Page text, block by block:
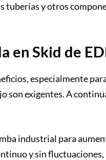
tuberías y otros
en Skid de
especialmente
son exigentes. A
industrial para
y sin fluctuaciones,